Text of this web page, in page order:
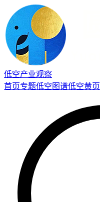
低空产业观察
首页专题低空图谱低空黄页